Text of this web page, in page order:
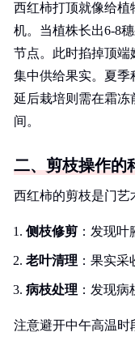
西红柿打顶就像给植
机。当植株长出6-8
节点。此时掐掉顶端
集中供给果实。夏季
延后栽培则需在霜冻
间。
二、剪枝操作的
西红柿的剪枝是门艺
侧枝修剪 ：发现
老叶清理 ：果实
病枝处理 ：发现
注意避开中午高温时